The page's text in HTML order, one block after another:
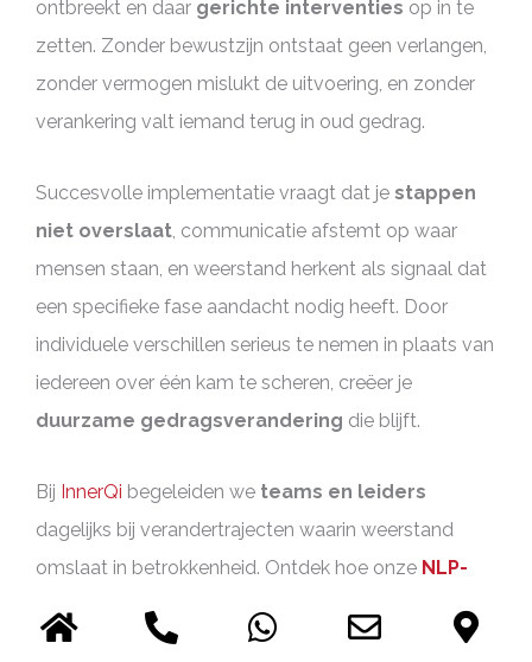
ontbreekt en daar gerichte interventies op in te
zetten. Zonder bewustzijn ontstaat geen verlangen,
zonder vermogen mislukt de uitvoering, en zonder
verankering valt iemand terug in oud gedrag.
Succesvolle implementatie vraagt dat je stappen
niet overslaat, communicatie afstemt op waar
mensen staan, en weerstand herkent als signaal dat
een specifieke fase aandacht nodig heeft. Door
individuele verschillen serieus te nemen in plaats van
iedereen over één kam te scheren, creëer je
duurzame gedragsverandering die blijft.
Bij InnerQi begeleiden we teams en leiders
dagelijks bij verandertrajecten waarin weerstand
omslaat in betrokkenheid. Ontdek hoe onze NLP-
gebaseerde aanpak
verandering niet alleen door te voeren, maar ook